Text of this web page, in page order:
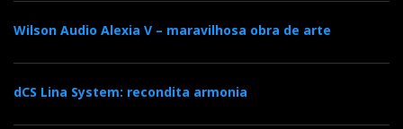
Wilson Audio Alexia V – maravilhosa obra de arte
dCS Lina System: recondita armonia